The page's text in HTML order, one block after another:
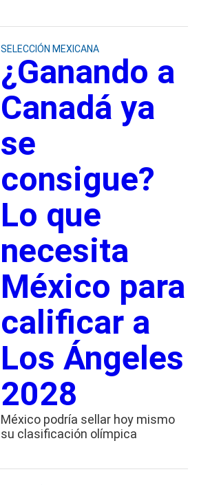
SELECCIÓN MEXICANA
¿Ganando a
Canadá ya
se
consigue?
Lo que
necesita
México para
calificar a
Los Ángeles
2028
México podría sellar hoy mismo
su clasificación olímpica